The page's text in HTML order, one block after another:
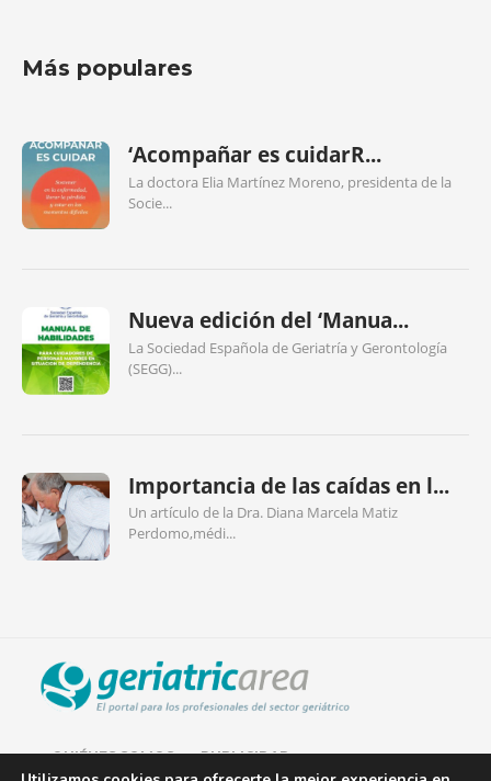
Más populares
‘Acompañar es cuidarR...
La doctora Elia Martínez Moreno, presidenta de la
Socie...
Nueva edición del ‘Manua...
La Sociedad Española de Geriatría y Gerontología
(SEGG)...
Importancia de las caídas en l...
Un artículo de la Dra. Diana Marcela Matiz
Perdomo,médi...
QUIÉNES SOMOS PUBLICIDAD